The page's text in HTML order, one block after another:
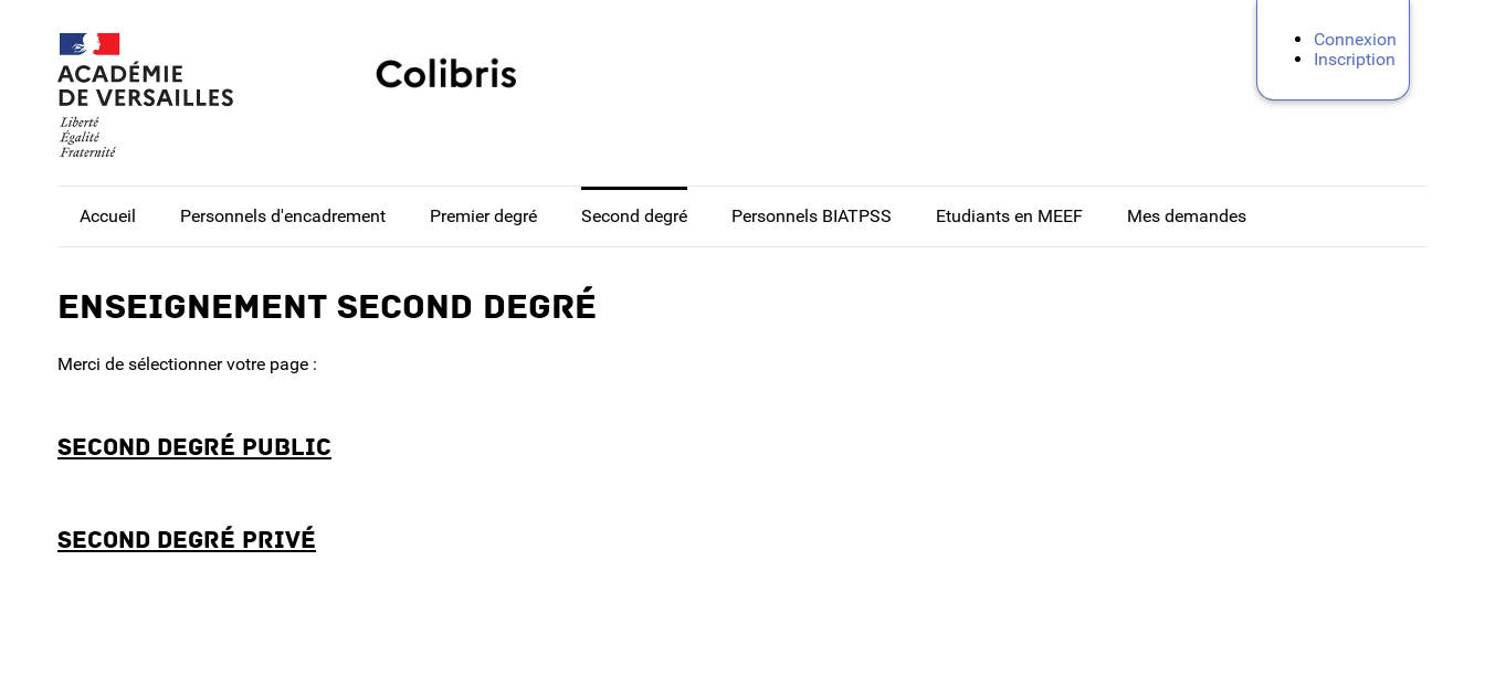
Connexion
Inscription
Accueil Personnels d'encadrement Premier degré Second degré Personnels BIATPSS Etudiants en MEEF Mes demandes
Enseignement second degré
Merci de sélectionner votre page :
Second degré public
Second degré privé